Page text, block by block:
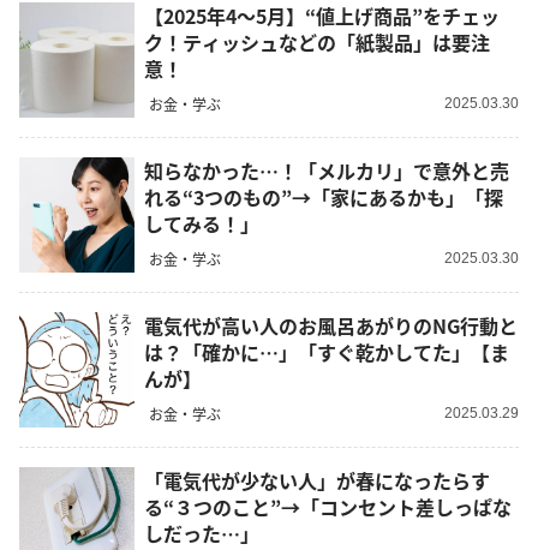
【2025年4〜5月】“値上げ商品”をチェッ
ク！ティッシュなどの「紙製品」は要注
意！
お金・学ぶ 2025.03.30
知らなかった…！「メルカリ」で意外と売
れる“3つのもの”→「家にあるかも」「探
してみる！」
お金・学ぶ 2025.03.30
電気代が高い人のお風呂あがりのNG行動と
は？「確かに…」「すぐ乾かしてた」【ま
んが】
お金・学ぶ 2025.03.29
「電気代が少ない人」が春になったらす
る“３つのこと”→「コンセント差しっぱな
しだった…」